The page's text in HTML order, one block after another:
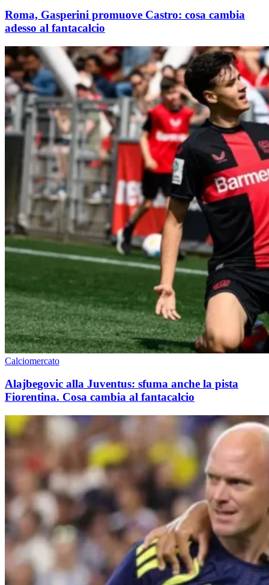
Roma, Gasperini promuove Castro: cosa cambia
adesso al fantacalcio
Calciomercato
Alajbegovic alla Juventus: sfuma anche la pista
Fiorentina. Cosa cambia al fantacalcio